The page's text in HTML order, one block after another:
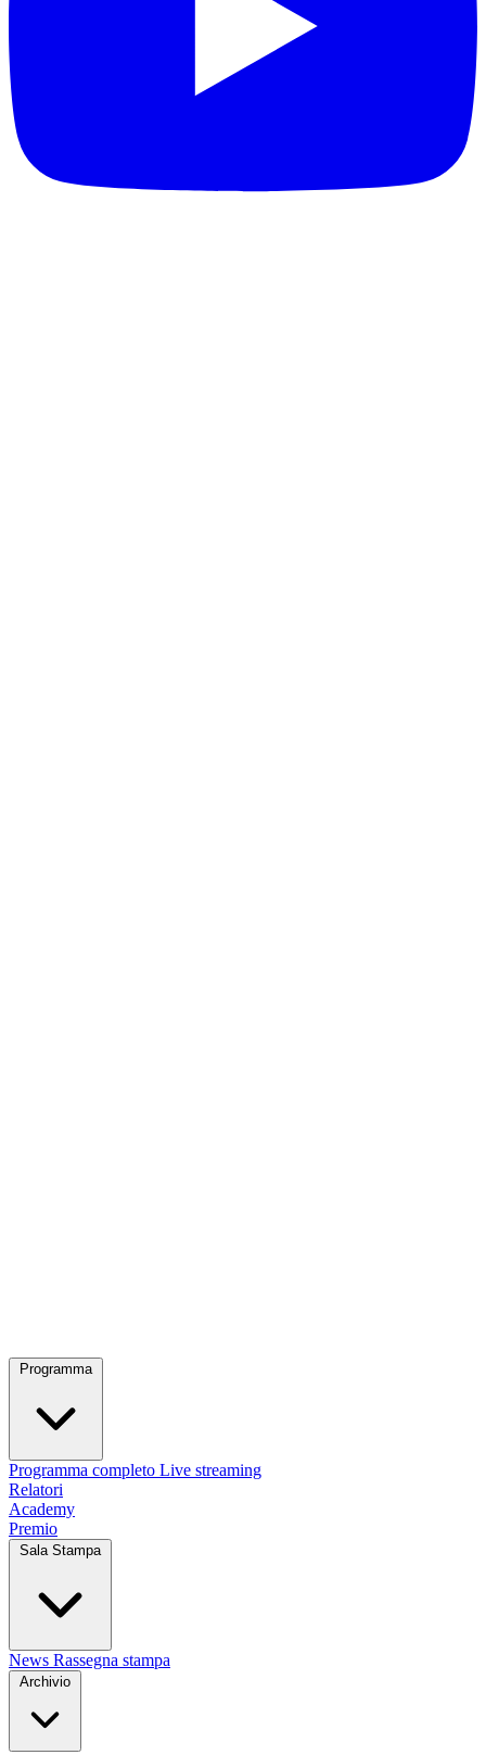
Programma
Programma completo Live streaming
Relatori
Academy
Premio
Sala Stampa
News Rassegna stampa
Archivio